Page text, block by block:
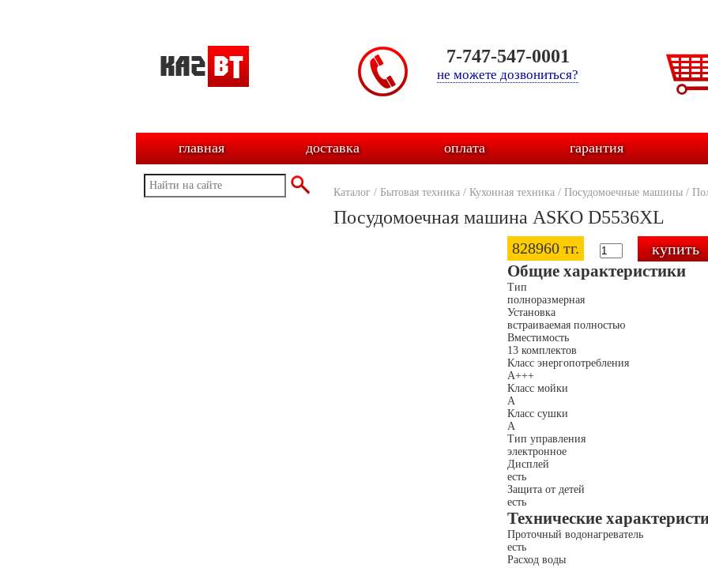
7-747-547-0001
не можете дозвониться?
главная доставка оплата гарантия
Каталог / Бытовая техника / Кухонная техника / Посудомоечные машины /
Посудомоечная машина ASKO D5536XL
828960 тг.
Общие характеристики
Тип
полноразмерная
Установка
встраиваемая полностью
Вместимость
13 комплектов
Класс энергопотребления
A+++
Класс мойки
A
Класс сушки
A
Тип управления
электронное
Дисплей
есть
Защита от детей
есть
Технические
Проточный водонагреватель
есть
Расход воды